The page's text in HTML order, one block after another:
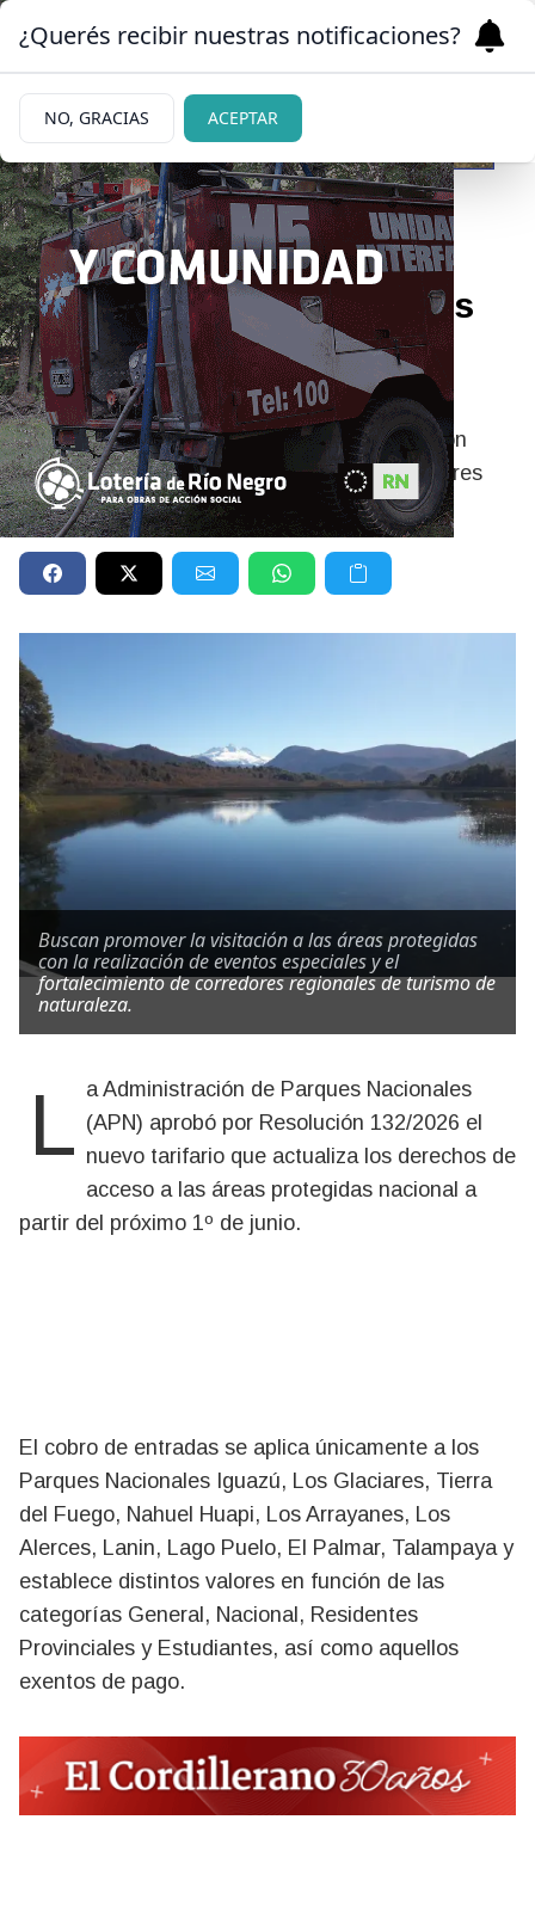
30/05/2026
Se actualizan los derechos
de acceso a los Parques
Nacionales
Luego de mantener las tarifas sin modificación
desde marzo de 2024, se anunciaron los valores
actualizados para cada categoría.
Buscan promover la visitación a las áreas protegidas
con la realización de eventos especiales y el
fortalecimiento de corredores regionales de turismo de
naturaleza.
La Administración de Parques Nacionales (APN) aprobó por Resolución 132/2026 el
nuevo tarifario que actualiza los derechos de
acceso a las áreas protegidas nacional a
partir del próximo 1º de junio.
El cobro de entradas se aplica únicamente a los
Parques Nacionales Iguazú, Los Glaciares, Tierra
del Fuego, Nahuel Huapi, Los Arrayanes, Los
Alerces, Lanin, Lago Puelo, El Palmar, Talampaya y
establece distintos valores en función de las
categorías General, Nacional, Residentes
Provinciales y Estudiantes, así como aquellos
exentos de pago.
¿Querés recibir nuestras notificaciones?
NO, GRACIAS ACEPTAR